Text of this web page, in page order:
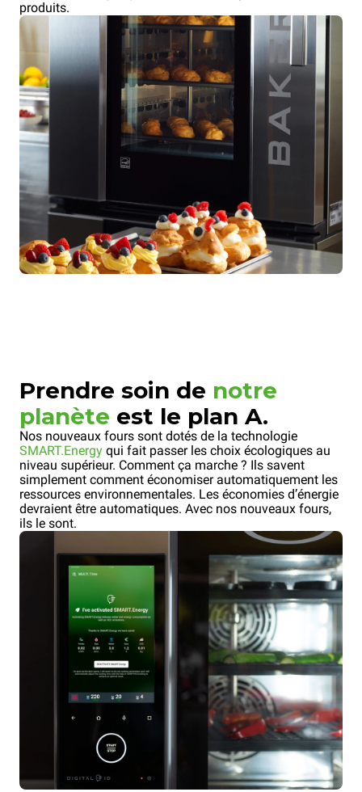
produits.
Prendre soin de notre
planète est le plan A.
Nos nouveaux fours sont dotés de la technologie
SMART.Energy qui fait passer les choix écologiques au
niveau supérieur. Comment ça marche ? Ils savent
simplement comment économiser automatiquement les
ressources environnementales. Les économies d’énergie
devraient être automatiques. Avec nos nouveaux fours,
ils le sont.